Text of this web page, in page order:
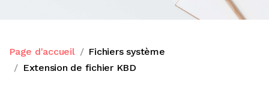
Page d'accueil
Fichiers système
Extension de fichier KBD